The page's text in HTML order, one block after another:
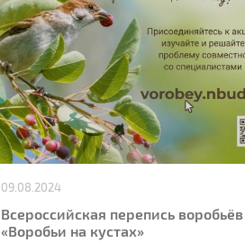
09.08.2024
Всероссийская перепись воробьёв
«Воробьи на кустах»